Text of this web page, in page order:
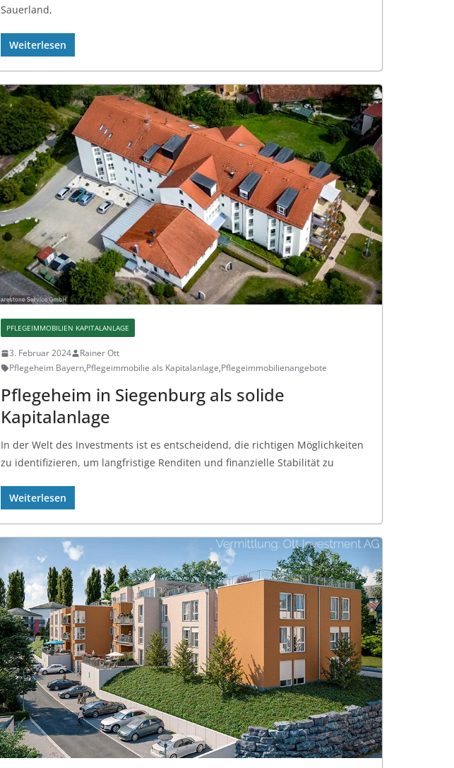
Sauerland,
Weiterlesen
PFLEGEIMMOBILIEN KAPITALANLAGE
3. Februar 2024
Rainer Ott
Pflegeheim Bayern,Pflegeimmobilie als Kapitalanlage,Pflegeimmobilienangebote
Pflegeheim in Siegenburg als solide
Kapitalanlage
In der Welt des Investments ist es entscheidend, die richtigen Möglichkeiten
zu identifizieren, um langfristige Renditen und finanzielle Stabilität zu
Weiterlesen